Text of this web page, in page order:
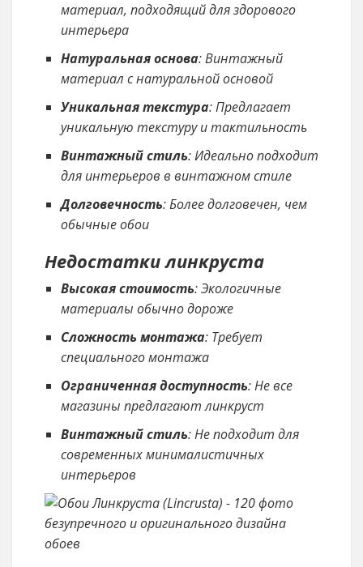
материал, подходящий для здорового
интерьера
Натуральная основа: Винтажный
материал с натуральной основой
Уникальная текстура: Предлагает
уникальную текстуру и тактильность
Винтажный стиль: Идеально подходит
для интерьеров в винтажном стиле
Долговечность: Более долговечен, чем
обычные обои
Недостатки линкруста
Высокая стоимость: Экологичные
материалы обычно дороже
Сложность монтажа: Требует
специального монтажа
Ограниченная доступность: Не все
магазины предлагают линкруст
Винтажный стиль: Не подходит для
современных минималистичных
интерьеров